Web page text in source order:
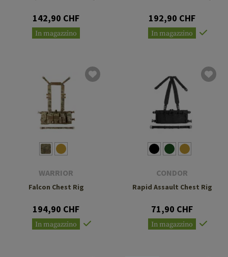
142,90 CHF
In magazzino
192,90 CHF
In magazzino
WARRIOR
Falcon Chest Rig
194,90 CHF
In magazzino
CONDOR
Rapid Assault Chest Rig
71,90 CHF
In magazzino